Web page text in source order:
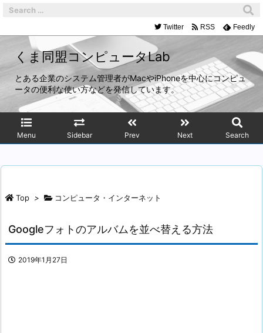
くま同盟コンピュータLab
とある企業のシステム管理者がMacやiPhoneを中心にコンピュ
ータの便利な使い方などを発信しています。
Menu Sidebar Prev Next Search
Twitter RSS Feedly
Top > コンピュータ・インターネット
Googleフォトのアルバムを並べ替える方法
2019年1月27日